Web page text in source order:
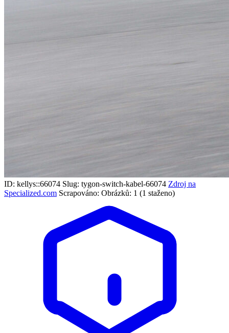
ID: kellys::66074 Slug: tygon-switch-kabel-66074 Zdroj na
Specialized.com Scrapováno: Obrázků: 1 (1 staženo)